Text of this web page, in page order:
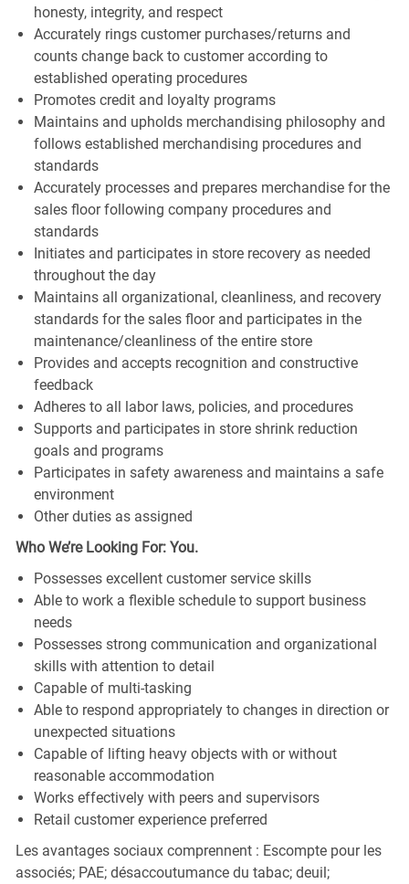
honesty, integrity, and respect
Accurately rings customer purchases/returns and
counts change back to customer according to
established operating procedures
Promotes credit and loyalty programs
Maintains and upholds merchandising philosophy and
follows established merchandising procedures and
standards
Accurately processes and prepares merchandise for the
sales floor following company procedures and
standards
Initiates and participates in store recovery as needed
throughout the day
Maintains all organizational, cleanliness, and recovery
standards for the sales floor and participates in the
maintenance/cleanliness of the entire store
Provides and accepts recognition and constructive
feedback
Adheres to all labor laws, policies, and procedures
Supports and participates in store shrink reduction
goals and programs
Participates in safety awareness and maintains a safe
environment
Other duties as assigned
Who We’re Looking For: You.
Possesses excellent customer service skills
Able to work a flexible schedule to support business
needs
Possesses strong communication and organizational
skills with attention to detail
Capable of multi-tasking
Able to respond appropriately to changes in direction or
unexpected situations
Capable of lifting heavy objects with or without
reasonable accommodation
Works effectively with peers and supervisors
Retail customer experience preferred
Les avantages sociaux comprennent : Escompte pour les
associés; PAE; désaccoutumance du tabac; deuil;